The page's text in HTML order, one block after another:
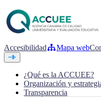
Accesibilidad Mapa web
¿Qué es la ACCUEE?
Organización y
Transparencia